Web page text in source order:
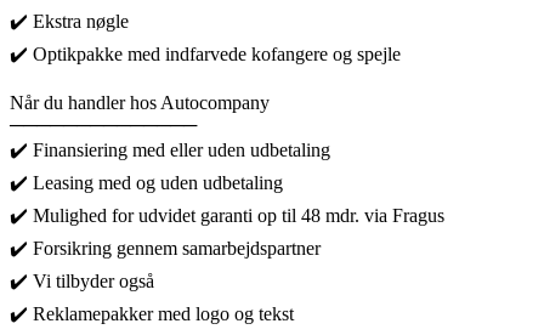
✔️ Ekstra nøgle
✔️ Optikpakke med indfarvede kofangere og spejle
Når du handler hos Autocompany
──────────────
✔️ Finansiering med eller uden udbetaling
✔️ Leasing med og uden udbetaling
✔️ Mulighed for udvidet garanti op til 48 mdr. via Fragus
✔️ Forsikring gennem samarbejdspartner
✔️ Vi tilbyder også
✔️ Reklamepakker med logo og tekst